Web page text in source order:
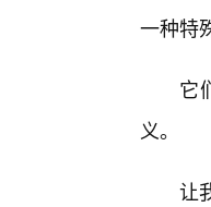
一种特
它
义。
让